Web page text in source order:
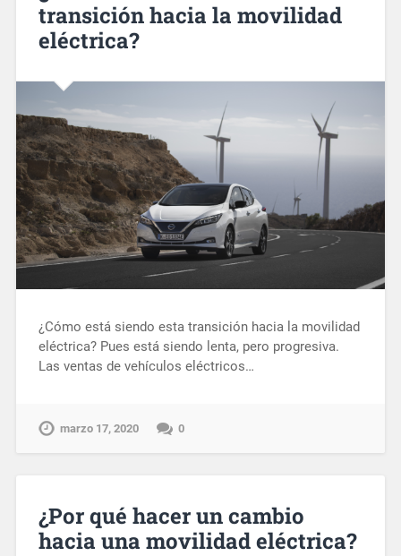
transición hacia la movilidad
eléctrica?
¿Cómo está siendo esta transición hacia la movilidad
eléctrica? Pues está siendo lenta, pero progresiva.
Las ventas de vehículos eléctricos…
marzo 17, 2020 0
¿Por qué hacer un cambio
hacia una movilidad eléctrica?